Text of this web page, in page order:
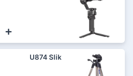
U874 Slik